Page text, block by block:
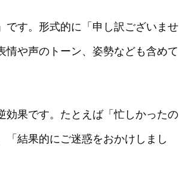
です。形式的に「申し訳ございませ
情や声のトーン、姿勢なども含めて
効果です。たとえば「忙しかったの
結果的にご迷惑をおかけしまし